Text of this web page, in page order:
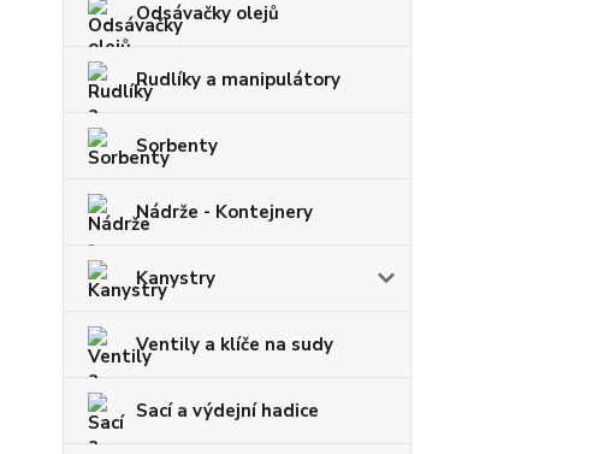
Odsávačky olejů
Rudlíky a manipulátory
Sorbenty
Nádrže - Kontejnery
Kanystry
Ventily a klíče na sudy
Sací a výdejní hadice